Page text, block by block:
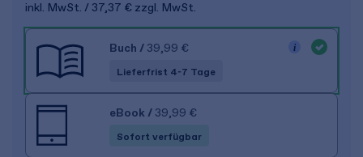
inkl. MwSt. 37,37 € zzgl. MwSt.
Buch / 39,99 €
Lieferfrist 4-7 Tage
eBook / 39,99 €
Sofort verfügbar